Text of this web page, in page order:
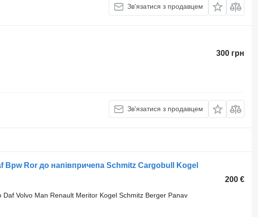
Зв'язатися з продавцем
300 грн
Зв'язатися з продавцем
Bpw Ror до напівпричепа Schmitz Cargobull Kogel
200 €
Daf Volvo Man Renault Meritor Kogel Schmitz Berger Panav